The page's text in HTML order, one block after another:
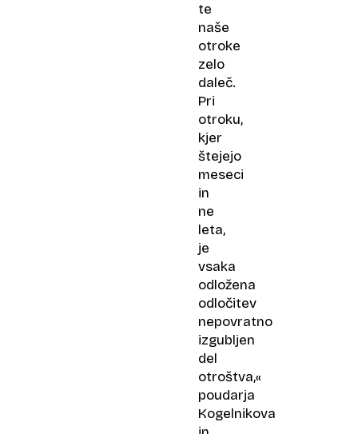
te
naše
otroke
zelo
daleč.
Pri
otroku,
kjer
štejejo
meseci
in
ne
leta,
je
vsaka
odložena
odločitev
nepovratno
izgubljen
del
otroštva,«
poudarja
Kogelnikova